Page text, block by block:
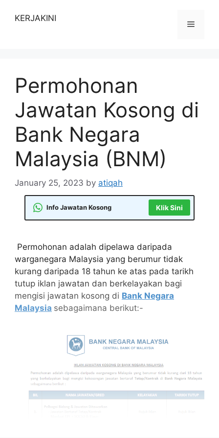
KERJAKINI
Menu
Permohonan
Jawatan Kosong di
Bank Negara
Malaysia (BNM)
January 25, 2023 by atiqah
Info Jawatan Kosong Klik Sini
Permohonan adalah dipelawa daripada
warganegara Malaysia yang berumur tidak
kurang daripada 18 tahun ke atas pada tarikh
tutup iklan jawatan dan berkelayakan bagi
mengisi jawatan kosong di Bank Negara
Malaysia sebagaimana berikut:-